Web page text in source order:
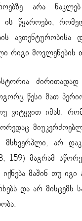
არა ნაკლებ
წყაროები,
მოვლენების
ძირითადად
წესი მათ
ვიტყვით იმას,
არ
მაგრამ
მაშინ თუ
და არ